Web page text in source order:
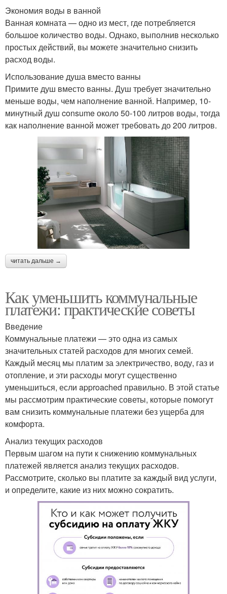
Экономия воды в ванной
Ванная комната — одно из мест, где потребляется
большое количество воды. Однако, выполнив несколько
простых действий, вы можете значительно снизить
расход воды.
Использование душа вместо ванны
Примите душ вместо ванны. Душ требует значительно
меньше воды, чем наполнение ванной. Например, 10-
минутный душ consume около 50-100 литров воды, тогда
как наполнение ванной может требовать до 200 литров.
читать дальше →
Как уменьшить коммунальные
платежи: практические советы
Введение
Коммунальные платежи — это одна из самых
значительных статей расходов для многих семей.
Каждый месяц мы платим за электричество, воду, газ и
отопление, и эти расходы могут существенно
уменьшиться, если approached правильно. В этой статье
мы рассмотрим практические советы, которые помогут
вам снизить коммунальные платежи без ущерба для
комфорта.
Анализ текущих расходов
Первым шагом на пути к снижению коммунальных
платежей является анализ текущих расходов.
Рассмотрите, сколько вы платите за каждый вид услуги,
и определите, какие из них можно сократить.